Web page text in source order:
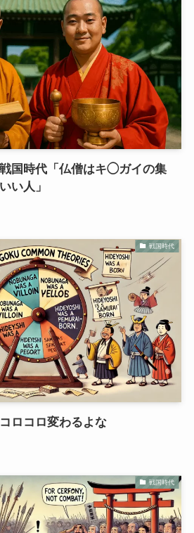
国時代「仏僧はキ◯ガイの集
い人」
戦国時代
ロコロ変わるよな
戦国時代